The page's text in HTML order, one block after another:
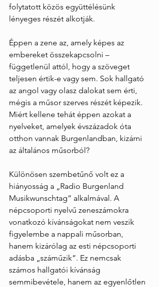
folytatott közös együttélésünk
lényeges részét alkotják.
Éppen a zene az, amely képes az
embereket összekapcsolni –
függetlenül attól, hogy a szöveget
teljesen értik-e vagy sem. Sok hallgató
az angol vagy olasz dalokat sem érti,
mégis a műsor szerves részét képezik.
Miért kellene tehát éppen azokat a
nyelveket, amelyek évszázadok óta
otthon vannak Burgenlandban, kizárni
az általános műsorból?
Különösen szembetűnő volt ez a
hiányosság a „Radio Burgenland
Musikwunschtag” alkalmával. A
népcsoporti nyelvű zeneszámokra
vonatkozó kívánságokat nem veszik
figyelembe a nappali műsorban,
hanem kizárólag az esti népcsoporti
adásba „száműzik”. Ez nemcsak
számos hallgatói kívánság
semmibevétele, hanem az egyenlőtlen